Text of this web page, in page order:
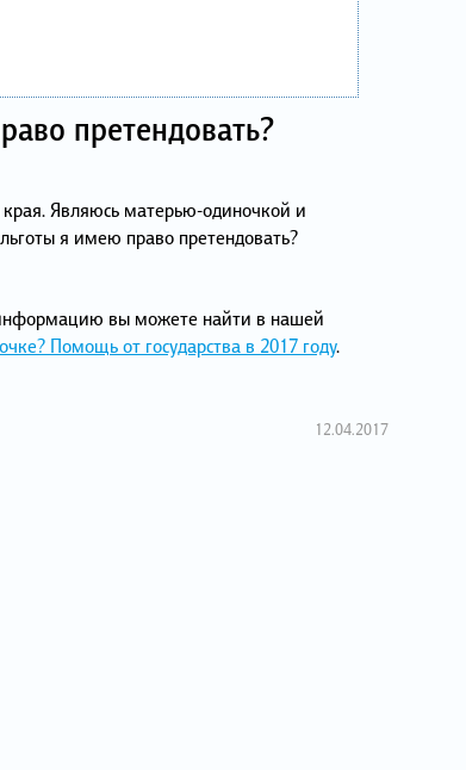
претендовать?
Являюсь матерью-одиночкой и
я имею право претендовать?
вы можете найти в нашей
Помощь от государства в 2017 году.
12.04.2017